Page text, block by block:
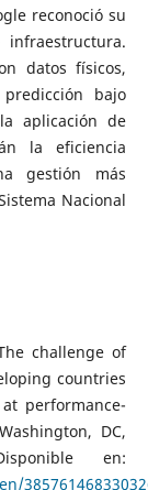
reconoció su
datos físicos,
bajo
aplicación de
la eficiencia
gestión más
Nacional
challenge of
countries
performance-
DC,
en: